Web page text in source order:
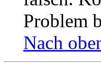
Problem
Nach